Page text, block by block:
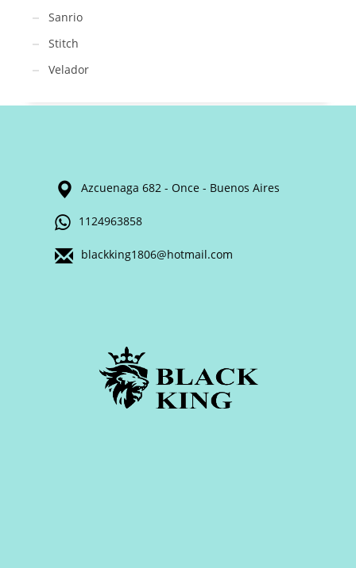
Sanrio
Stitch
Velador
Azcuenaga 682 - Once - Buenos Aires
1124963858
blackking1806@hotmail.com